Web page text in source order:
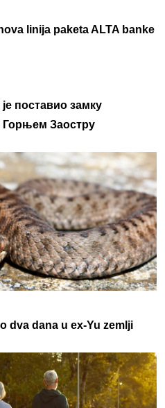
linija paketa ALTA banke
поставио замку
Горњем Заостру
dva dana u ex-Yu zemlji